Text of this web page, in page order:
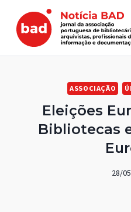
content
ASSOCIAÇÃO
Eleições
Bibliotecas
28/